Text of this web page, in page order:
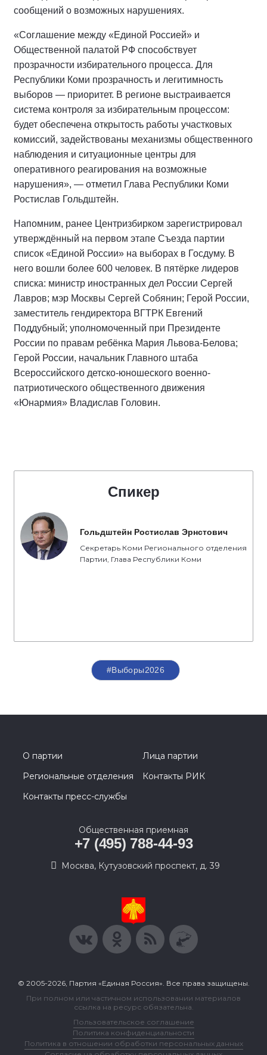
сообщений о возможных нарушениях.
«Соглашение между «Единой Россией» и
Общественной палатой РФ способствует
прозрачности избирательного процесса. Для
Республики Коми прозрачность и легитимность
выборов — приоритет. В регионе выстраивается
система контроля за избирательным процессом:
будет обеспечена открытость работы участковых
комиссий, задействованы механизмы общественного
наблюдения и ситуационные центры для
оперативного реагирования на возможные
нарушения», — отметил Глава Республики Коми
Ростислав Гольдштейн.
Напомним, ранее Центризбирком зарегистрировал
утверждённый на первом этапе Съезда партии
список «Единой России» на выборах в Госдуму. В
него вошли более 600 человек. В пятёрке лидеров
списка: министр иностранных дел России Сергей
Лавров; мэр Москвы Сергей Собянин; Герой России,
заместитель гендиректора ВГТРК Евгений
Поддубный; уполномоченный при Президенте
России по правам ребёнка Мария Львова-Белова;
Герой России, начальник Главного штаба
Всероссийского детско-юношеского военно-
патриотического общественного движения
«Юнармия» Владислав Головин.
Спикер
Гольдштейн Ростислав Эрнстович
Секретарь Коми Регионального отделения
Партии, Глава Республики Коми
#Выборы2026
О партии
Лица партии
Региональные отделения
Контакты РИК
Контакты пресс-службы
Общественная приемная
+7 (495) 788-44-93
Москва, Кутузовский проспект, д. 39
© 2005-2026, Партия «Единая Россия». Все права защищены.
При полном или частичном использовании материалов
ссылка на ресурс обязательна.
Пользовательское соглашение
Политика конфиденциальности
Политика в отношении обработки персональных данных